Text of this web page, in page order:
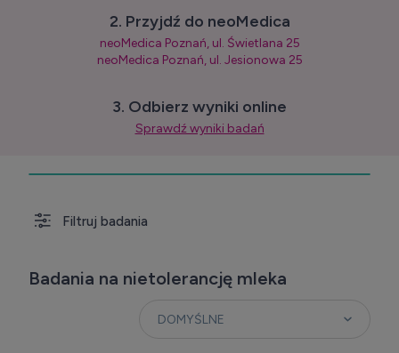
2. Przyjdź do neoMedica
neoMedica Poznań, ul. Świetlana 25
neoMedica Poznań, ul. Jesionowa 25
3. Odbierz wyniki online
Sprawdź wyniki badań
Filtruj badania
Badania na nietolerancję mleka